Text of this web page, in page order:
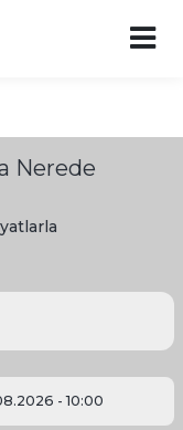
Nerede
- 10:00